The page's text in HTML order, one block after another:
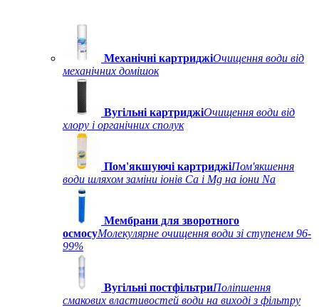
Механічні картриджіОчищення води від
механічних домішок
Вугільні картриджіОчищення води від
хлору і органічних сполук
Пом'якшуючі картриджіПом'якшення
води шляхом заміни іонів Ca і Mg на іони Na
Мембрани для зворотного
осмосуМолекулярне очищення води зі ступенем 96-
99%
Вугільні постфільтриПоліпшення
смакових властивостей води на виході з фільтру